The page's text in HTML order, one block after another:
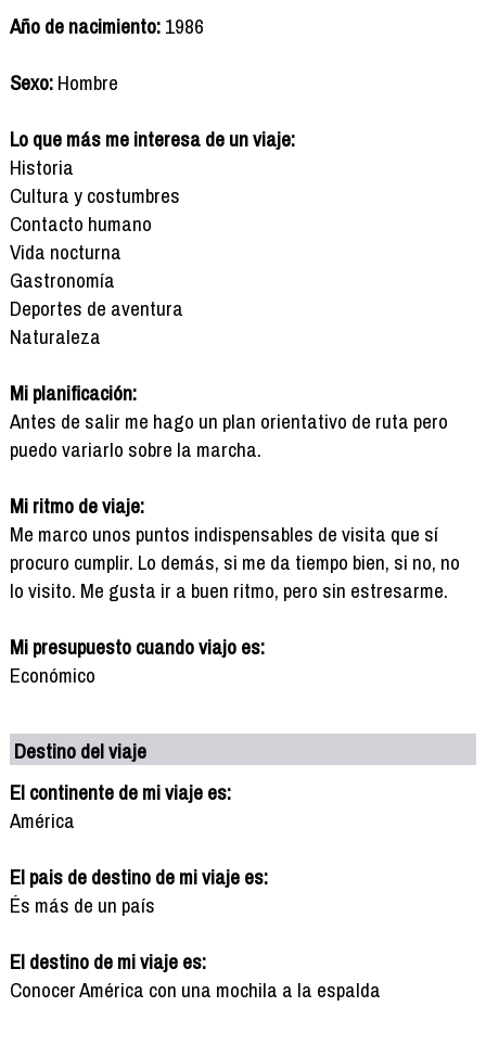
Año de nacimiento:1986
Sexo:Hombre
Lo que más me interesa de un viaje:
Historia
Cultura y costumbres
Contacto humano
Vida nocturna
Gastronomía
Deportes de aventura
Naturaleza
Mi planificación:
Antes de salir me hago un plan orientativo de ruta pero
puedo variarlo sobre la marcha.
Mi ritmo de viaje:
Me marco unos puntos indispensables de visita que sí
procuro cumplir. Lo demás, si me da tiempo bien, si no, no
lo visito. Me gusta ir a buen ritmo, pero sin estresarme.
Mi presupuesto cuando viajo es:
Económico
Destino del viaje
El continente de mi viaje es:
América
El pais de destino de mi viaje es:
És más de un país
El destino de mi viaje es:
Conocer América con una mochila a la espalda